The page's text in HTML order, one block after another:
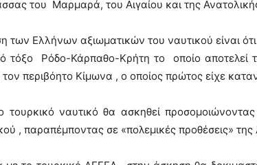
του Μαρμαρά, του Αιγαίου και της
των Ελλήνων αξιωματικών του ναυτικού είναι
τόξο Ρόδο-Κάρπαθο-Κρήτη το οποίο αποτελεί
περιβόητο Κίμωνα , ο οποίος πρώτος είχε
τουρκικό ναυτικό θα ασκηθεί
, παραπέμποντας σε «πολεμικές προθέσεις»